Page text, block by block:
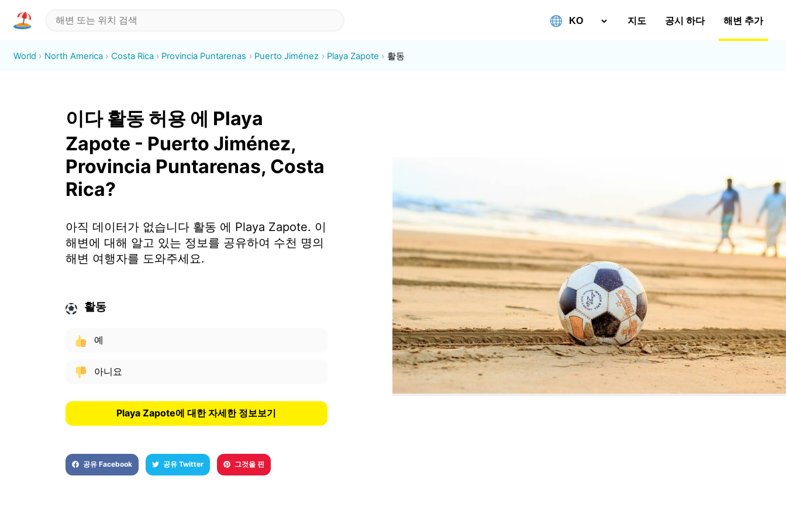
지도 공시 하다 해변 추가
World North America Costa Rica Provincia Puntarenas Puerto Jiménez Playa Zapote 활동
이다 활동 허용 에 Playa
Zapote - Puerto Jiménez,
Provincia Puntarenas, Costa
Rica?
아직 데이터가 없습니다 활동 에 Playa Zapote. 이
해변에 대해 알고 있는 정보를 공유하여 수천 명의
해변 여행자를 도와주세요.
활동
예
아니요
Playa Zapote에 대한 자세한 정보보기
공유 Facebook 공유 Twitter 그것을 핀